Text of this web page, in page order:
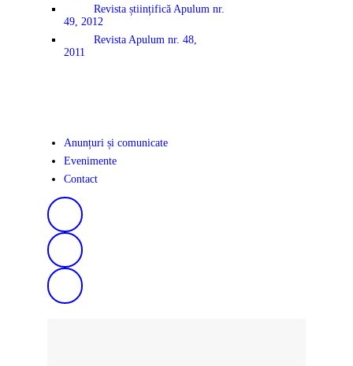
Revista științifică Apulum nr.
49, 2012
Revista Apulum nr. 48,
2011
Anunțuri și comunicate
Evenimente
Contact